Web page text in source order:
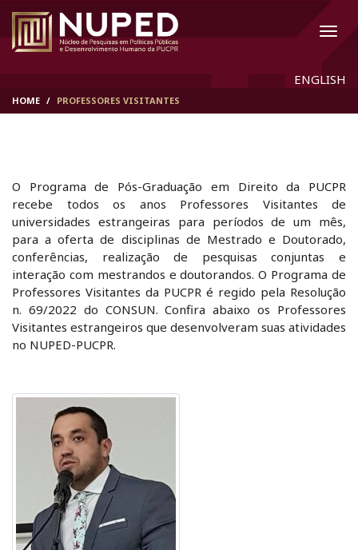
ENGLISH
HOME PROFESSORES VISITANTES
O Programa de Pós-Graduação em Direito da PUCPR
recebe todos os anos Professores Visitantes de
universidades estrangeiras para períodos de um mês,
para a oferta de disciplinas de Mestrado e Doutorado,
conferências, realização de pesquisas conjuntas e
interação com mestrandos e doutorandos. O Programa de
Professores Visitantes da PUCPR é regido pela Resolução
n. 69/2022 do CONSUN. Confira abaixo os Professores
Visitantes estrangeiros que desenvolveram suas atividades
no NUPED-PUCPR.